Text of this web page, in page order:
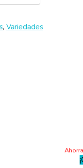
, Variedades